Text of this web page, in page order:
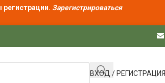
Зарегистрироваться
ВХОД / РЕГИСТРАЦИЯ